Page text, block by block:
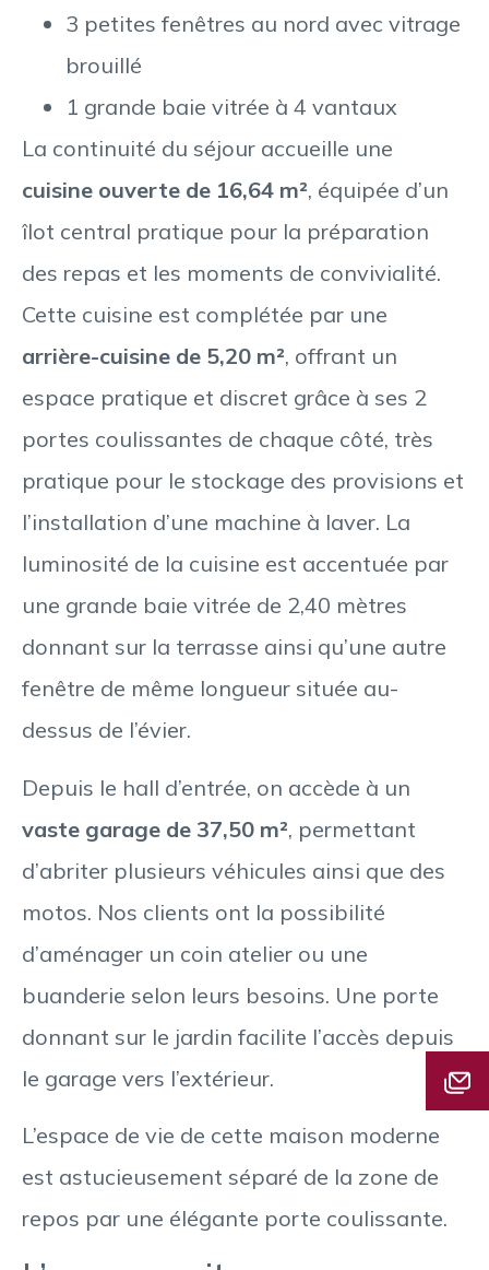
3 petites fenêtres au nord avec vitrage
brouillé
1 grande baie vitrée à 4 vantaux
La continuité du séjour accueille une
cuisine ouverte de 16,64 m², équipée d’un
îlot central pratique pour la préparation
des repas et les moments de convivialité.
Cette cuisine est complétée par une
arrière-cuisine de 5,20 m², offrant un
espace pratique et discret grâce à ses 2
portes coulissantes de chaque côté, très
pratique pour le stockage des provisions et
l’installation d’une machine à laver. La
luminosité de la cuisine est accentuée par
une grande baie vitrée de 2,40 mètres
donnant sur la terrasse ainsi qu’une autre
fenêtre de même longueur située au-
dessus de l’évier.
Depuis le hall d’entrée, on accède à un
vaste garage de 37,50 m², permettant
d’abriter plusieurs véhicules ainsi que des
motos. Nos clients ont la possibilité
d’aménager un coin atelier ou une
buanderie selon leurs besoins. Une porte
donnant sur le jardin facilite l’accès depuis
le garage vers l’extérieur.
L’espace de vie de cette maison moderne
est astucieusement séparé de la zone de
repos par une élégante porte coulissante.